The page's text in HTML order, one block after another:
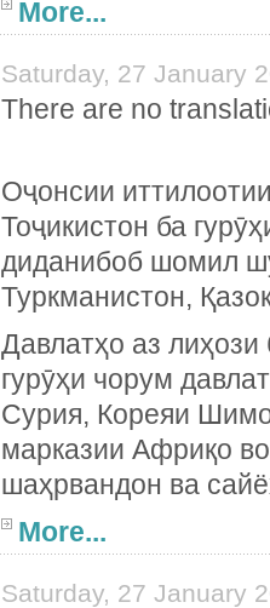
More...
Saturday, 27 January
There are no
Оҷонсии
Тоҷикистон ба
диданибоб шомил
Туркманистон,
Давлатҳо аз
гурӯҳи чорум
Сурия, Кореяи
марказии Африқо
шаҳрвандон ва
More...
Saturday, 27 January